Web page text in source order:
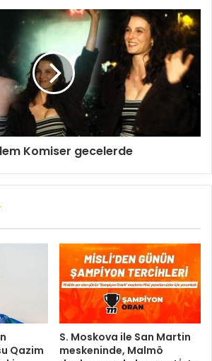
Komiser gecelerde
Qazim
S. Moskova ile San Martin
meskeninde, Malmö